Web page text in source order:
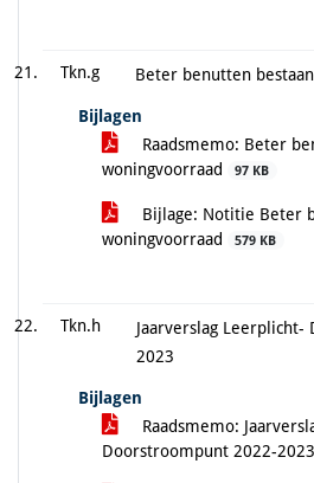
Tkn.g Beter benutten
Bijlagen
Raadsmemo: Beter
woningvoorraad
97 KB
Bijlage: Notitie Beter
woningvoorraad
579 KB
Tkn.h
Jaarverslag
2023
Bijlagen
Raadsmemo:
Doorstroompunt 2022-2023